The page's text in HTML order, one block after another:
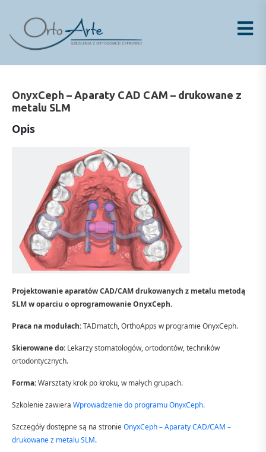
content
OnyxCeph – Aparaty CAD CAM – drukowane z
metalu SLM
Opis
Projektowanie aparatów CAD/CAM drukowanych z metalu metodą
SLM w oparciu o oprogramowanie OnyxCeph.
Praca na modułach:TADmatch, OrthoApps w programie OnyxCeph.
Skierowane do: Lekarzy stomatologów, ortodontów, techników
ortodontycznych.
Forma:Warsztaty krok po kroku, w małych grupach.
Szkolenie zawiera Wprowadzenie do programu OnyxCeph.
Szczegóły dostępne są na stronieOnyxCeph – Aparaty CAD/CAM –
drukowane z metalu SLM.